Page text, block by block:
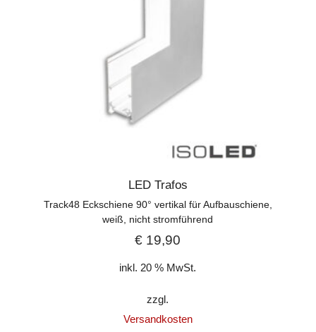
LED Trafos
Track48 Eckschiene 90° vertikal für Aufbauschiene,
weiß, nicht stromführend
€ 19,90
inkl. 20 % MwSt.
zzgl.
Versandkosten